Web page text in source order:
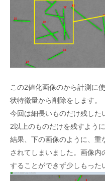
この2値化画像のから計測に
状特徴量から削除をします。
今回は細長いものだけ残した
2以上のものだけを残すよう
結果、下の画像のように、重
されてしまいました。画像内
することができず少しもった